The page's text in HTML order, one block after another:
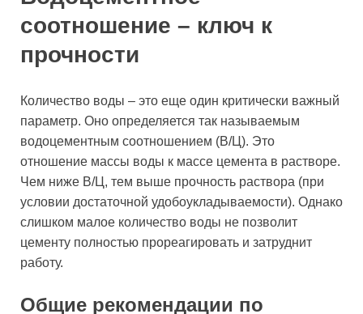
соотношение – ключ к
прочности
Количество воды – это еще один критически важный
параметр. Оно определяется так называемым
водоцементным соотношением (В/Ц). Это
отношение массы воды к массе цемента в растворе.
Чем ниже В/Ц, тем выше прочность раствора (при
условии достаточной удобоукладываемости). Однако
слишком малое количество воды не позволит
цементу полностью прореагировать и затруднит
работу.
Общие рекомендации по